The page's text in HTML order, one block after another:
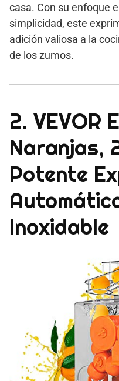
casa. Con su enfoque
simplicidad, este
adición valiosa a la
de los zumos.
2. VEVOR
Naranjas,
Potente
Inoxidable